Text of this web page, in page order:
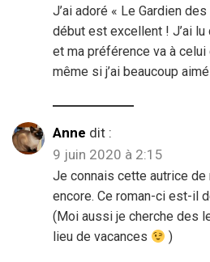
J’ai adoré « Le Gardien
début est excellent ! J’ai
et ma préférence va à
même si j’ai beaucoup
Anne dit :
9 juin 2020 à 2:15
Je connais cette autrice de
encore. Ce roman-ci est-il
(Moi aussi je cherche des
lieu de vacances
)